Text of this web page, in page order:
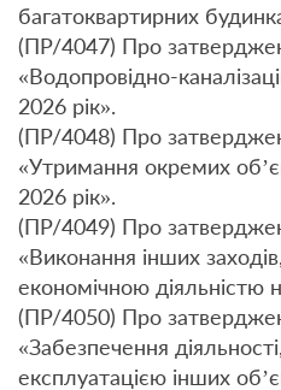
багатоквартирних
(ПР/4047) Про
«Водопровідно-
2026 рік».
(ПР/4048) Про
«Утримання окремих
2026 рік».
(ПР/4049) Про
«Виконання інших
економічною діяльністю
(ПР/4050) Про
«Забезпечення
експлуатацією інших